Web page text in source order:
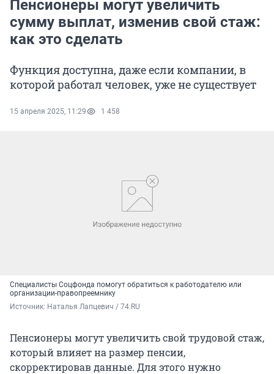
Пенсионеры могут увеличить
сумму выплат, изменив свой стаж:
как это сделать
Функция доступна, даже если компании, в
которой работал человек, уже не существует
15 апреля 2025, 11:29 1 458
Специалисты Соцфонда помогут обратиться к работодателю или
организации-правопреемнику
Источник: Наталья Лапцевич / 74.RU
Пенсионеры могут увеличить свой трудовой стаж,
который влияет на размер пенсии,
скорректировав данные. Для этого нужно